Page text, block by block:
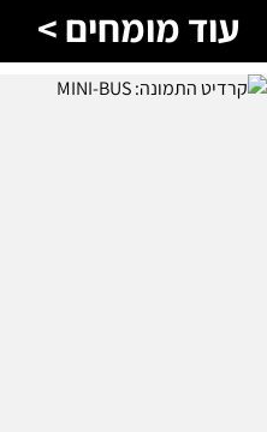
עוד מומחים >